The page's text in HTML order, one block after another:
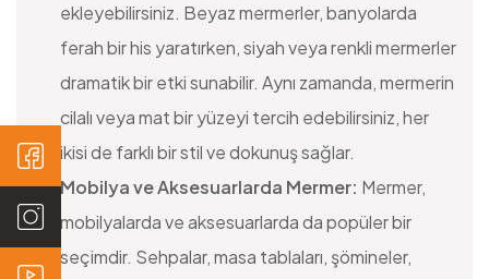
ekleyebilirsiniz. Beyaz mermerler, banyolarda
ferah bir his yaratırken, siyah veya renkli mermerler
dramatik bir etki sunabilir. Aynı zamanda, mermerin
cilalı veya mat bir yüzeyi tercih edebilirsiniz, her
ikisi de farklı bir stil ve dokunuş sağlar.
Mobilya ve Aksesuarlarda Mermer: Mermer,
mobilyalarda ve aksesuarlarda da popüler bir
seçimdir. Sehpalar, masa tablaları, şömineler,